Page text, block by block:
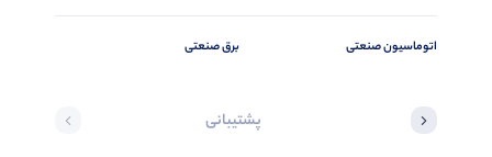
اتوماسیون صنعتی برق صنعتی
پشتیبانی